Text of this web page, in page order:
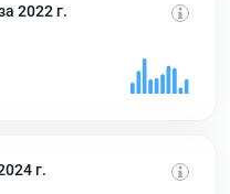
2022 г.
г.